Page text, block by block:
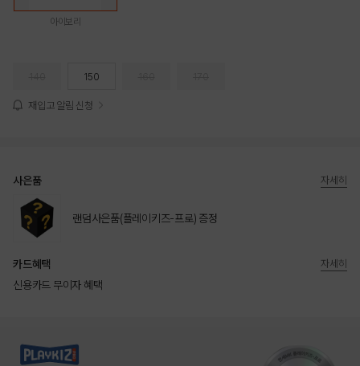
아이보리
150
재입고 알림 신청
사은품
랜덤사은품(플레이키즈-프로) 증정
자세히
카드혜택
신용카드 무이자 혜택
자세히